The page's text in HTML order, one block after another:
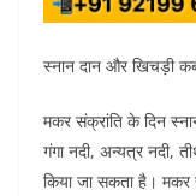
स्नान दान और खिचड़ी
मकर संक्रांति के दिन
गंगा नदी, अन्यत्र नदी,
किया जा सकता है। मकर